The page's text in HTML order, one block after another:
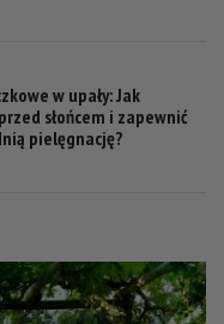
w upały: Jak
słońcem i zapewnić
pielęgnację?